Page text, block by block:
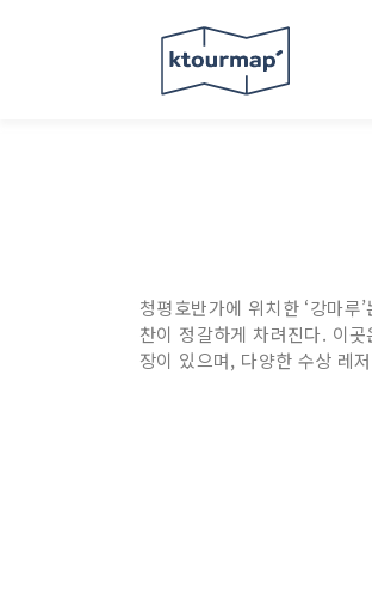
청평호반가에 위치한 ‘강마
찬이 정갈하게 차려진다. 이
장이 있으며, 다양한 수상 레